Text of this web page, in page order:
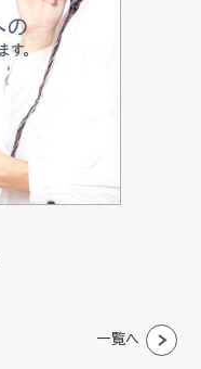
一覧へ